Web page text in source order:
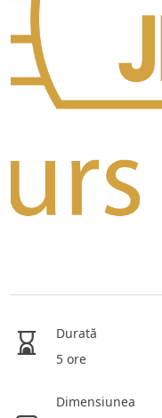
Durată
5 ore
Dimensiunea